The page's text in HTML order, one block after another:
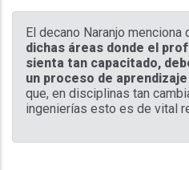
El decano Naranjo menciona
dichas áreas donde el
sienta tan capacitado,
un proceso de
que, en disciplinas tan
ingenierías esto es de vital